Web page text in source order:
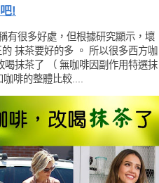
!
有很多好處，但根據研究顯示，壞
抹茶要好的多 。 所以很多西方咖
抹茶了 （ 無咖啡因副作用特選抹
啡的整體比較....